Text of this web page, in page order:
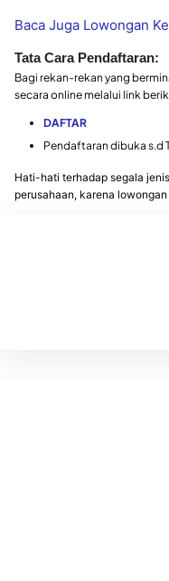
Baca Juga Lowongan
Tata Cara Pendaftaran:
Bagi rekan-rekan yang
secara online melalui link
DAFTAR
Pendaftaran dibuka s.d
Hati-hati terhadap segala
perusahaan, karena